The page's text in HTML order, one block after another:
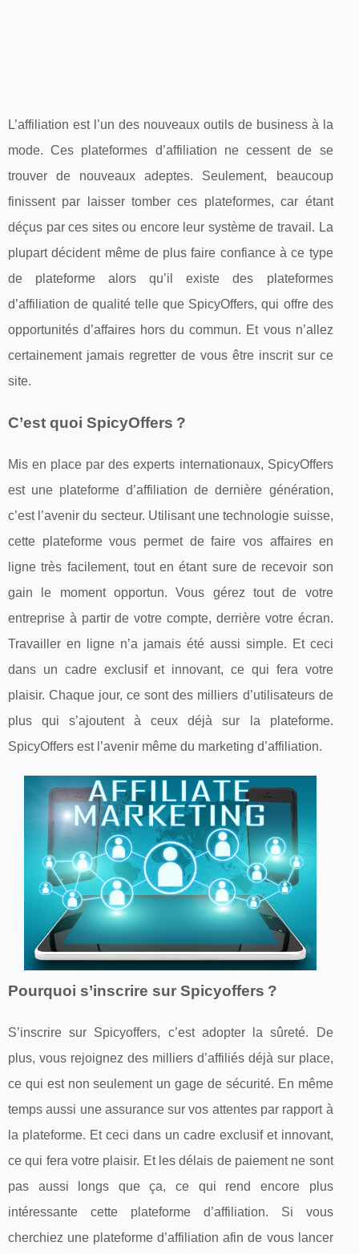
L’affiliation est l’un des nouveaux outils de business à la
mode. Ces plateformes d’affiliation ne cessent de se
trouver de nouveaux adeptes. Seulement, beaucoup
finissent par laisser tomber ces plateformes, car étant
déçus par ces sites ou encore leur système de travail. La
plupart décident même de plus faire confiance à ce type
de plateforme alors qu’il existe des plateformes
d’affiliation de qualité telle que SpicyOffers, qui offre des
opportunités d’affaires hors du commun. Et vous n’allez
certainement jamais regretter de vous être inscrit sur ce
site.
C’est quoi SpicyOffers ?
Mis en place par des experts internationaux, SpicyOffers
est une plateforme d’affiliation de dernière génération,
c’est l’avenir du secteur. Utilisant une technologie suisse,
cette plateforme vous permet de faire vos affaires en
ligne très facilement, tout en étant sure de recevoir son
gain le moment opportun. Vous gérez tout de votre
entreprise à partir de votre compte, derrière votre écran.
Travailler en ligne n’a jamais été aussi simple. Et ceci
dans un cadre exclusif et innovant, ce qui fera votre
plaisir. Chaque jour, ce sont des milliers d’utilisateurs de
plus qui s’ajoutent à ceux déjà sur la plateforme.
SpicyOffers est l’avenir même du marketing d’affiliation.
Pourquoi s’inscrire sur Spicyoffers ?
S’inscrire sur Spicyoffers, c’est adopter la sûreté. De
plus, vous rejoignez des milliers d’affiliés déjà sur place,
ce qui est non seulement un gage de sécurité. En même
temps aussi une assurance sur vos attentes par rapport à
la plateforme. Et ceci dans un cadre exclusif et innovant,
ce qui fera votre plaisir. Et les délais de paiement ne sont
pas aussi longs que ça, ce qui rend encore plus
intéressante cette plateforme d’affiliation. Si vous
cherchiez une plateforme d’affiliation afin de vous lancer